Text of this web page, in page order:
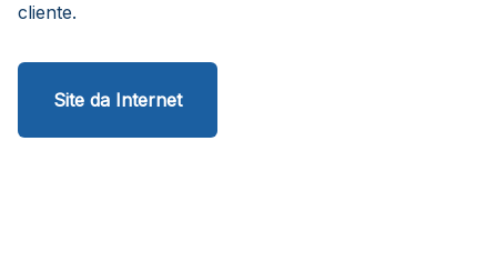
cliente.
Site da Internet